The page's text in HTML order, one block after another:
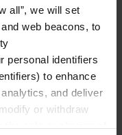
all”, we will set
web beacons, to
personal identifiers
to enhance
and deliver
or withdraw
the sale or sharing of